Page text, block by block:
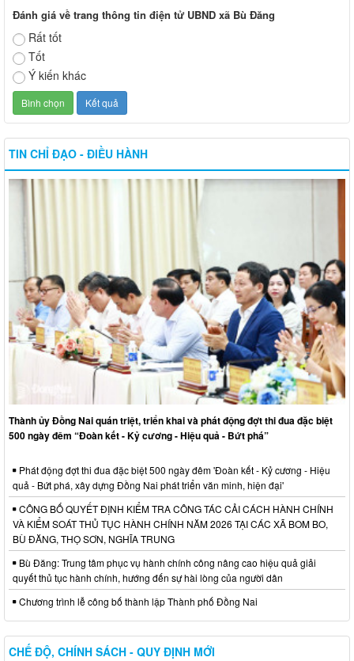
Đánh giá về trang thông tin điện tử UBND xã Bù Đăng
Rất tốt
Tốt
Ý kiến khác
TIN CHỈ ĐẠO - ĐIỀU HÀNH
Thành ủy Đồng Nai quán triệt, triển khai và phát động đợt thi đua đặc biệt
500 ngày đêm “Đoàn kết - Kỷ cương - Hiệu quả - Bứt phá”
Phát động đợt thi đua đặc biệt 500 ngày đêm 'Đoàn kết - Kỷ cương - Hiệu
quả - Bứt phá, xây dựng Đồng Nai phát triển văn minh, hiện đại'
CÔNG BỐ QUYẾT ĐỊNH KIỂM TRA CÔNG TÁC CẢI CÁCH HÀNH CHÍNH
VÀ KIỂM SOÁT THỦ TỤC HÀNH CHÍNH NĂM 2026 TẠI CÁC XÃ BOM BO,
BÙ ĐĂNG, THỌ SƠN, NGHĨA TRUNG
Bù Đăng: Trung tâm phục vụ hành chính công nâng cao hiệu quả giải
quyết thủ tục hành chính, hướng đến sự hài lòng của người dân
Chương trình lễ công bố thành lập Thành phố Đồng Nai
CHẾ ĐỘ, CHÍNH SÁCH - QUY ĐỊNH MỚI